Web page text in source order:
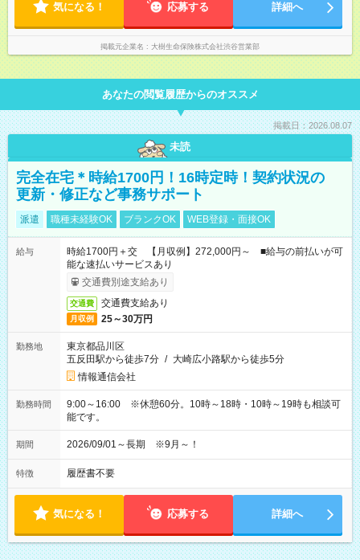
気になる！ 応募する 詳細へ
掲載元企業名 大樹生命保険株式会社渋谷営業部
あなたの閲覧履歴からのオススメ
掲載日：2026.08.07
未読
完全在宅＊時給1700円！16時定時！契約状況の
更新・修正など事務サポート
派遣 職種未経験OK ブランクOK WEB登録・面接OK
給与
時給1700円＋交 【月収例】272,000円～ ■給与の前払いが可
能な速払いサービスあり
交通費別途支給あり
交通費 交通費支給あり
月収例 25～30万円
勤務地
東京都品川区
五反田駅から徒歩7分 / 大崎広小路駅から徒歩5分
情報通信会社
勤務時間
9:00～16:00 ※休憩60分。10時～18時・10時～19時も相談可
能です。
期間 2026/09/01～長期 ※9月～！
特徴 履歴書不要
気になる！ 応募する 詳細へ